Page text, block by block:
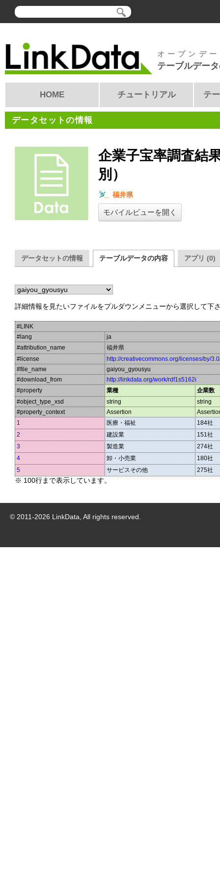
オープンデ
テーブルデー
HOME チュートリアル テ
データセットの情報
企業子宝率調査結
別）
福井県
モバイルビューを開く
データセットの情報 テーブルデータの内容 アプリ (0)
詳細情報を見たいファイルをプルダウンメニューから選択して下
#LINK
#lang
ja
#attribution_name
福井県
#license
http://creativecommons.org/licenses/by/
#file_name
gaiyou_gyousyu
#download_from
http://linkdata.org/work/rdf1s5162i
#property
業種
企業数
#object_type_xsd
string
string
#property_context
Assertion
1
医療・福祉
184社
2
建設業
151社
3
製造業
274社
4
卸・小売業
180社
5
サービスその他 275社
※ 100行まで表示しています。
© 2011-2026 LinkData, All rights reserved.